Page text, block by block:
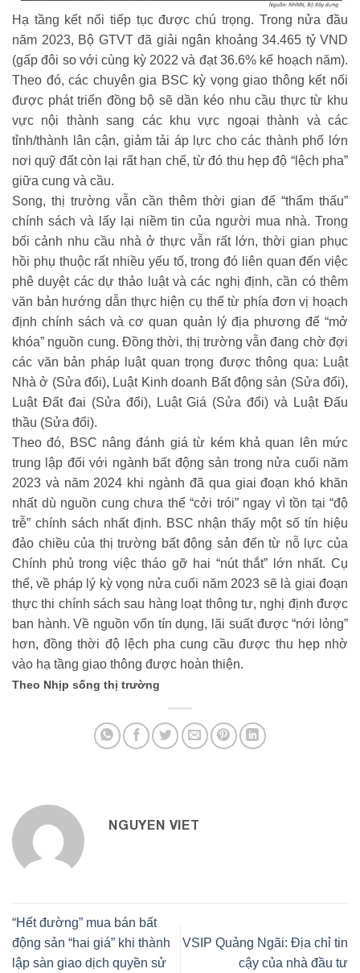
Hạ tầng kết nối tiếp tục được chú trọng. Trong nửa đầu
năm 2023, Bộ GTVT đã giải ngân khoảng 34.465 tỷ VND
(gấp đôi so với cùng kỳ 2022 và đạt 36.6% kế hoạch năm).
Theo đó, các chuyên gia BSC kỳ vọng giao thông kết nối
được phát triển đồng bộ sẽ dần kéo nhu cầu thực từ khu
vực nội thành sang các khu vực ngoại thành và các
tỉnh/thành lân cận, giảm tải áp lực cho các thành phố lớn
nơi quỹ đất còn lại rất hạn chế, từ đó thu hẹp độ “lệch pha”
giữa cung và cầu.
Song, thị trường vẫn cần thêm thời gian để “thẩm thấu”
chính sách và lấy lại niềm tin của người mua nhà. Trong
bối cảnh nhu cầu nhà ở thực vẫn rất lớn, thời gian phục
hồi phụ thuộc rất nhiều yếu tố, trong đó liên quan đến việc
phê duyệt các dự thảo luật và các nghị định, cần có thêm
văn bản hướng dẫn thực hiện cụ thể từ phía đơn vị hoạch
định chính sách và cơ quan quản lý địa phương để “mở
khóa” nguồn cung. Đồng thời, thị trường vẫn đang chờ đợi
các văn bản pháp luật quan trọng được thông qua: Luật
Nhà ở (Sửa đổi), Luật Kinh doanh Bất động sản (Sửa đổi),
Luật Đất đai (Sửa đổi), Luật Giá (Sửa đổi) và Luật Đấu
thầu (Sửa đổi).
Theo đó, BSC nâng đánh giá từ kém khả quan lên mức
trung lập đối với ngành bất động sản trong nửa cuối năm
2023 và năm 2024 khi ngành đã qua giai đoạn khó khăn
nhất dù nguồn cung chưa thể “cởi trói” ngay vì tồn tại “độ
trễ” chính sách nhất định. BSC nhận thấy một số tín hiệu
đảo chiều của thị trường bất động sản đến từ nỗ lực của
Chính phủ trong việc tháo gỡ hai “nút thắt” lớn nhất. Cụ
thể, về pháp lý kỳ vọng nửa cuối năm 2023 sẽ là giai đoạn
thực thi chính sách sau hàng loạt thông tư, nghị định được
ban hành. Về nguồn vốn tín dụng, lãi suất được “nới lỏng”
hơn, đồng thời độ lệch pha cung cầu được thu hẹp nhờ
vào hạ tầng giao thông được hoàn thiện.
Theo Nhịp sống thị trường
NGUYEN VIET
“Hết đường” mua bán bất
động sản “hai giá” khi thành
lập sàn giao dịch quyền sử
VSIP Quảng Ngãi: Địa chỉ tin
cậy của nhà đầu tư